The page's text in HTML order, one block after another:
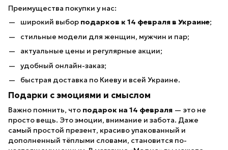
Преимущества покупки у нас:
широкий выбор подарков к 14 февраля в Украине;
стильные модели для женщин, мужчин и пар;
актуальные цены и регулярные акции;
удобный онлайн-заказ;
быстрая доставка по Киеву и всей Украине.
Подарки с эмоциями и смыслом
Важно помнить, что подарок на 14 февраля — это не
просто вещь. Это эмоции, внимание и забота. Даже
самый простой презент, красиво упакованный и
дополненный тёплыми словами, становится по-